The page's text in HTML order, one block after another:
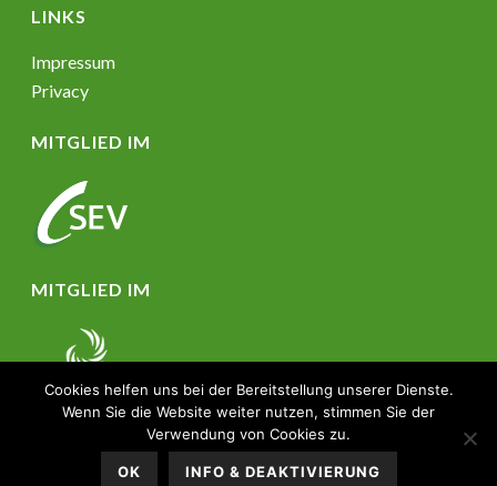
LINKS
Impressum
Privacy
MITGLIED IM
MITGLIED IM
© Powered by
Cookies helfen uns bei der Bereitstellung unserer Dienste.
Wenn Sie die Website weiter nutzen, stimmen Sie der
Verwendung von Cookies zu.
OK INFO & DEAKTIVIERUNG